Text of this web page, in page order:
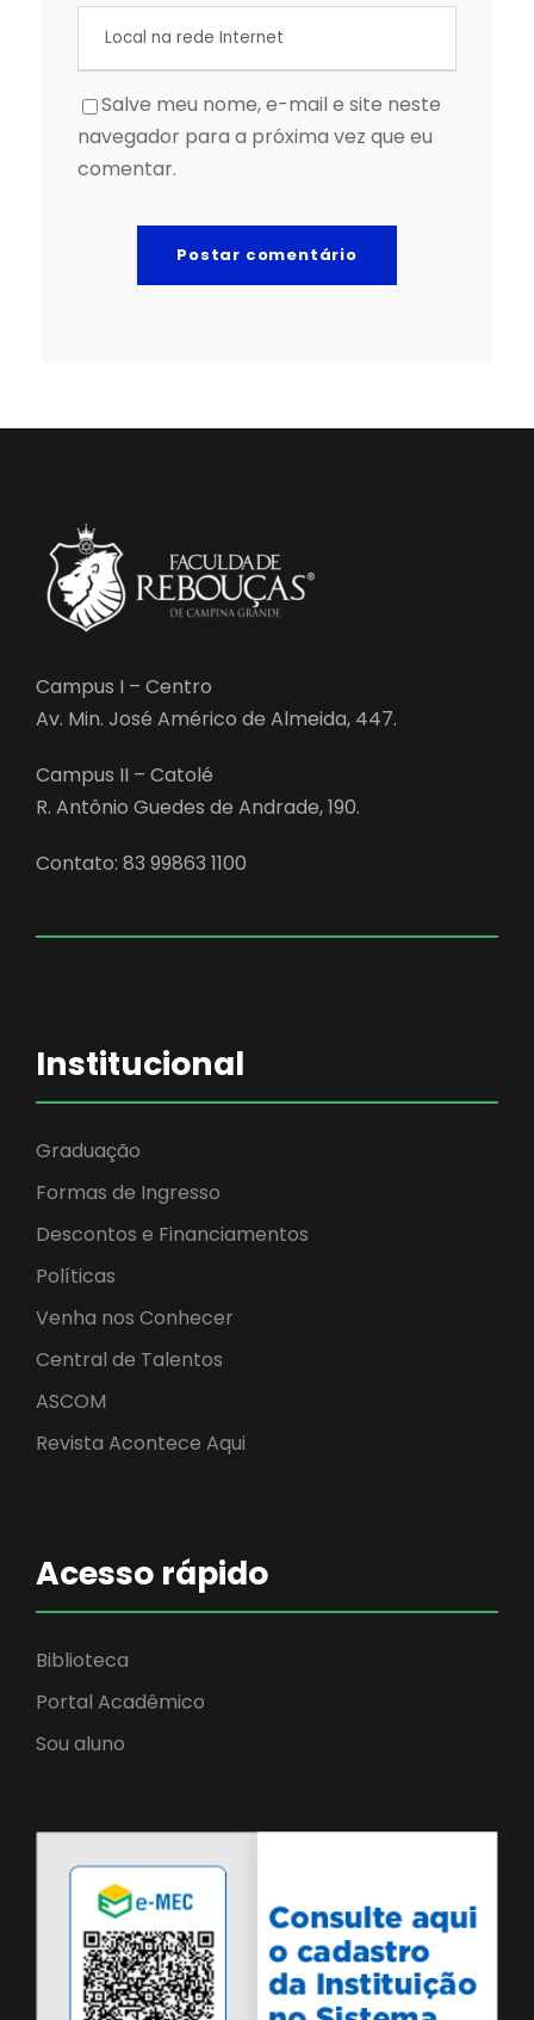
Salve meu nome, e-mail e site neste
navegador para a próxima vez que eu
comentar.
Campus I – Centro
Av. Min. José Américo de Almeida, 447.
Campus II – Catolé
R. Antônio Guedes de Andrade, 190.
Contato: 83 99863 1100
Institucional
Graduação
Formas de Ingresso
Descontos e Financiamentos
Políticas
Venha nos Conhecer
Central de Talentos
ASCOM
Revista Acontece Aqui
Acesso rápido
Biblioteca
Portal Acadêmico
Sou aluno